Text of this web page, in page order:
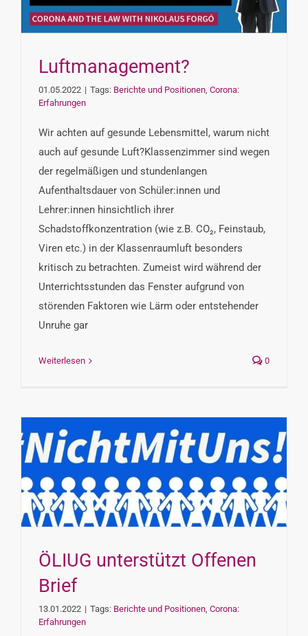
Luftmanagement?
01.05.2022 | Tags: Berichte und Positionen, Corona:
Erfahrungen
Wir achten auf gesunde Lebensmittel, warum nicht
auch auf gesunde Luft?Klassenzimmer sind wegen
der regelmäßigen und stundenlangen
Aufenthaltsdauer von Schüler:innen und
Lehrer:innen hinsichtlich ihrer
Schadstoffkonzentration (wie z.B. CO₂, Feinstaub,
Viren etc.) in der Klassenraumluft besonders
kritisch zu betrachten. Zumeist wird während der
Unterrichtsstunden das Fenster aufgrund von
störenden Faktoren wie Lärm oder entstehender
Unruhe gar
Weiterlesen 0
ÖLIUG unterstützt Offenen
Brief
13.01.2022 | Tags: Berichte und Positionen Corona:
Erfahrungen